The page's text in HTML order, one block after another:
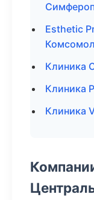
Esthetic
Клиника
Клиника
Клиника